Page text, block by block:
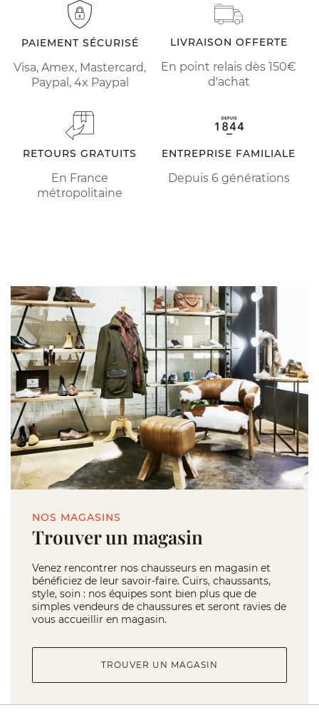
PAIEMENT SÉCURISÉ
Visa, Amex, Mastercard,
Paypal, 4x Paypal
LIVRAISON OFFERTE
En point relais dès 150€
d'achat
RETOURS GRATUITS
En France
métropolitaine
ENTREPRISE FAMILIALE
Depuis 6 générations
NOS MAGASINS
Trouver un magasin
Venez rencontrer nos chausseurs en magasin et
bénéficiez de leur savoir-faire. Cuirs, chaussants,
style, soin : nos équipes sont bien plus que de
simples vendeurs de chaussures et seront ravies de
vous accueillir en magasin.
TROUVER UN MAGASIN